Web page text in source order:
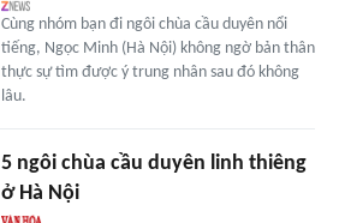
Cùng nhóm bạn đi ngôi chùa cầu duyên nổi
tiếng, Ngọc Minh (Hà Nội) không ngờ bản thân
thực sự tìm được ý trung nhân sau đó không
lâu.
5 ngôi chùa cầu duyên linh thiêng
ở Hà Nội